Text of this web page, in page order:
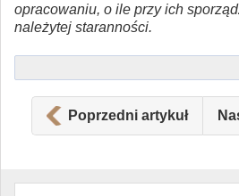
opracowaniu, o ile przy ich
należytej staranności.
Poprzedni artykuł